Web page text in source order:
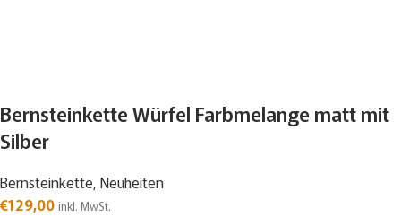
Bernsteinkette Würfel Farbmelange matt mit
Silber
Bernsteinkette, Neuheiten
€129,00 inkl. MwSt.